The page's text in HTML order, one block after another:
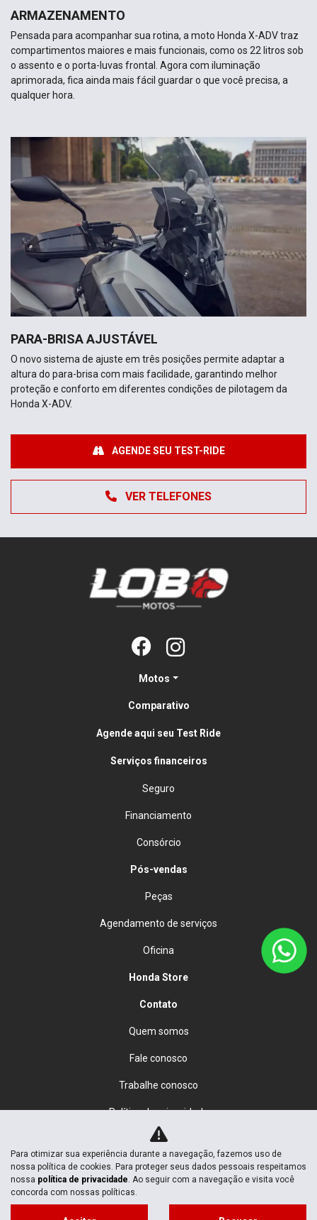
ARMAZENAMENTO
Pensada para acompanhar sua rotina, a moto Honda X-ADV traz
compartimentos maiores e mais funcionais, como os 22 litros sob
o assento e o porta-luvas frontal. Agora com iluminação
aprimorada, fica ainda mais fácil guardar o que você precisa, a
qualquer hora.
PARA-BRISA AJUSTÁVEL
O novo sistema de ajuste em três posições permite adaptar a
altura do para-brisa com mais facilidade, garantindo melhor
proteção e conforto em diferentes condições de pilotagem da
Honda X-ADV.
VER TELEFONES
AGENDE SEU TEST-RIDE
Motos
Comparativo
Agende aqui seu Test Ride
Serviços financeiros
Seguro
Financiamento
Consórcio
Pós-vendas
Peças
Agendamento de serviços
Oficina
Honda Store
Contato
Quem somos
Fale conosco
Trabalhe conosco
Política de privacidade
Desacelere. Seu bem maior é a vida.
Para otimizar sua experiência durante a navegação, fazemos uso de
nossa política de cookies. Para proteger seus dados pessoais respeitamos
nossa política de privacidade. Ao seguir com a navegação e visita você
concorda com nossas políticas.